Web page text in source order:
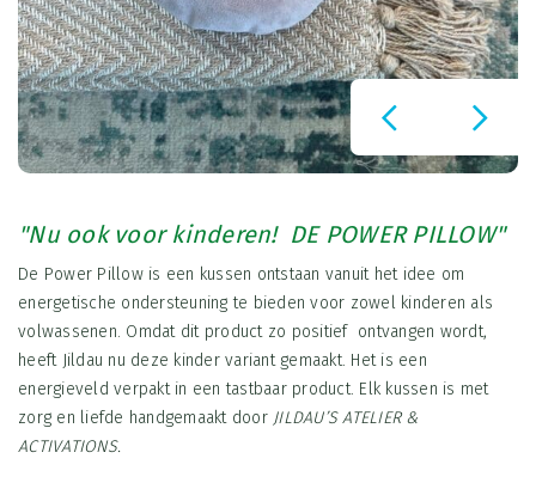
"Nu ook voor kinderen! DE POWER PILLOW"
De Power Pillow is een kussen ontstaan vanuit het idee om
energetische ondersteuning te bieden voor zowel kinderen als
volwassenen. Omdat dit product zo positief ontvangen wordt,
heeft Jildau nu deze kinder variant gemaakt. Het is een
energieveld verpakt in een tastbaar product. Elk kussen is met
zorg en liefde handgemaakt door JILDAU’S ATELIER &
ACTIVATIONS.